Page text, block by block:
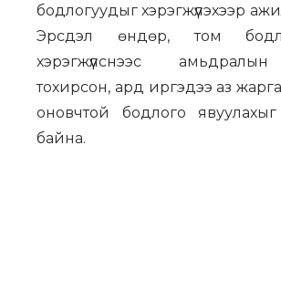
бодлогуудыг хэрэгжүүлэхээр
Эрсдэл өндөр, том
хэрэгжүүлснээс
тохирсон, ард иргэдээ аз
оновчтой бодлого
байна.